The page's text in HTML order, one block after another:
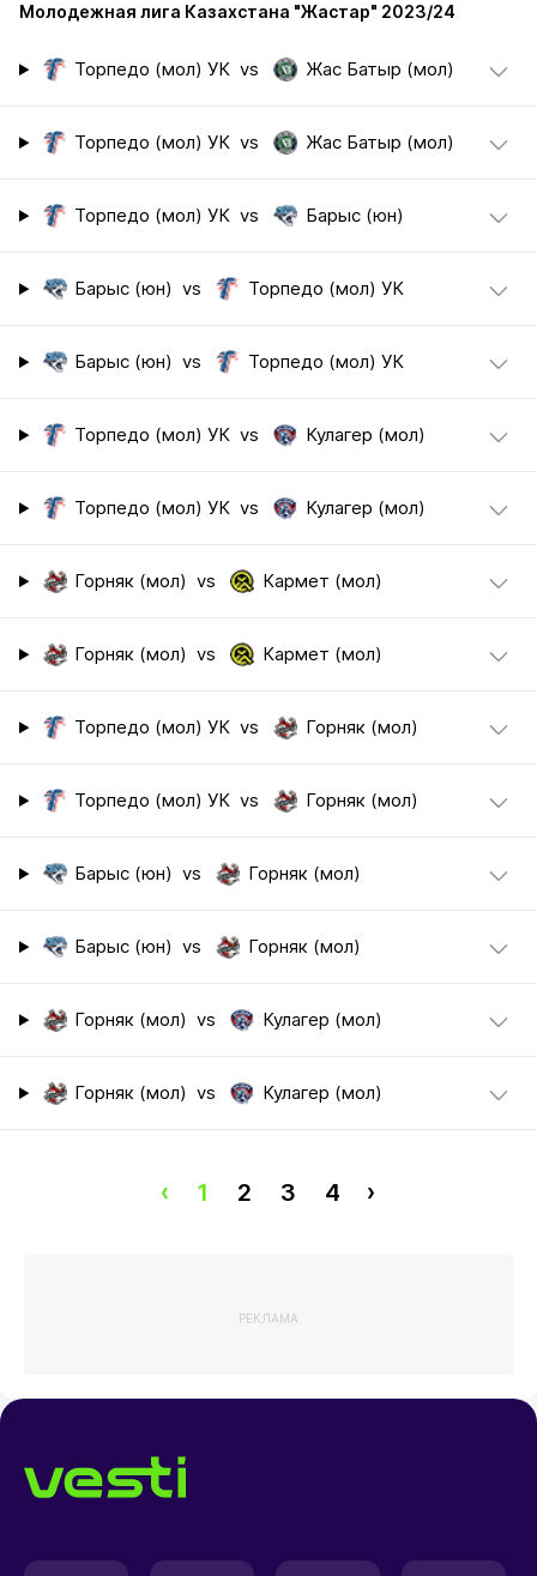
Молодежная лига Казахстана "Жастар" 2023/24
Торпедо (мол) УК vs Жас Батыр (мол)
Торпедо (мол) УК vs Жас Батыр (мол)
Торпедо (мол) УК vs Барыс (юн)
Барыс (юн) vs Торпедо (мол) УК
Барыс (юн) vs Торпедо (мол) УК
Торпедо (мол) УК vs Кулагер (мол)
Торпедо (мол) УК vs Кулагер (мол)
Горняк (мол) vs Кармет (мол)
Горняк (мол) vs Кармет (мол)
Торпедо (мол) УК vs Горняк (мол)
Торпедо (мол) УК vs Горняк (мол)
Барыс (юн) vs Горняк (мол)
Барыс (юн) vs Горняк (мол)
Горняк (мол) vs Кулагер (мол)
Горняк (мол) vs Кулагер (мол)
‹ 1 2 3 4 ›
РЕКЛАМА